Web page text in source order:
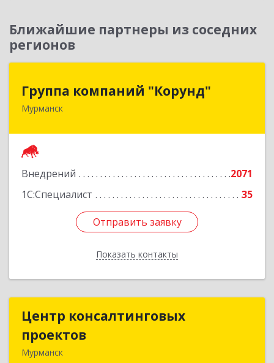
Ближайшие партнеры из соседних
регионов
Группа компаний "Корунд"
Мурманск
Внедрений
2071
1С:Специалист
35
Отправить заявку
Показать контакты
Группа компаний "Корунд"
183025, Мурманская обл, Мурманск г, Тарана
Отправить заявку
Назад
Центр консалтинговых
проектов
Мурманск
Центр консалтинговых